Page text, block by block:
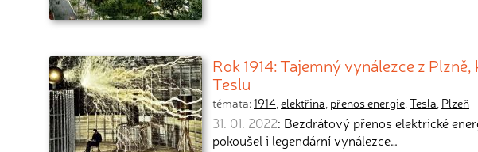
Rok 1914: Tajemný vynálezce z
Teslu
témata:1914,elektřina, přenos energie,Tesla, Plzeň
31. 01. 2022: Bezdrátový přenos elektrické
pokoušel i legendární vynálezce…